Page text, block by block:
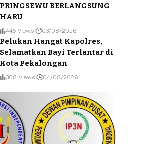
PRINGSEWU BERLANGSUNG
HARU
445 Views 03/08/2026
Pelukan Hangat Kapolres,
Selamatkan Bayi Terlantar di
Kota Pekalongan
308 Views 04/08/2026